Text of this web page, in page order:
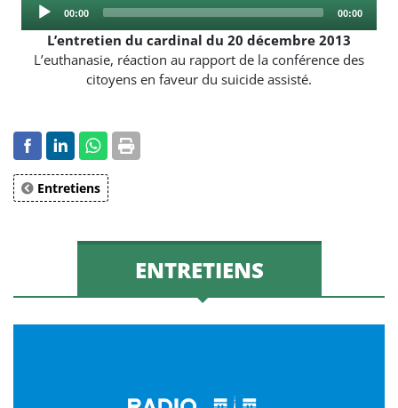
Player
Current
00:00
Total
00:00
L’entretien du cardinal du 20 décembre 2013
L’euthanasie, réaction au rapport de la conférence des
citoyens en faveur du suicide assisté.
Entretiens
ENTRETIENS